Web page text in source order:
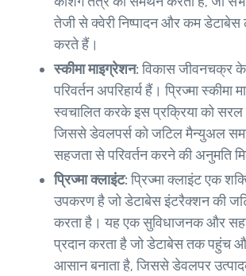
तेजी से क्वेरी निष्पादन और कम डेटाबेस
करते हैं।
स्कीमा माइग्रेशन:विकास जीवनचक्र के
परिवर्तन अपरिहार्य हैं। प्रिज्मा स्कीमा
स्वचालित करके इस प्रक्रिया को सरल
जिससे डेवलपर्स को जटिल मैन्युअल
सहजता से परिवर्तन करने की अनुमति
प्रिज्मा क्लाइंट:प्रिज्मा क्लाइंट एक
उपकरण है जो डेटाबेस इंटरैक्शन की
करता है। यह एक सुविधाजनक और
प्रदान करता है जो डेटाबेस तक पहुंच
आसान बनाता है, जिससे डेवलपर